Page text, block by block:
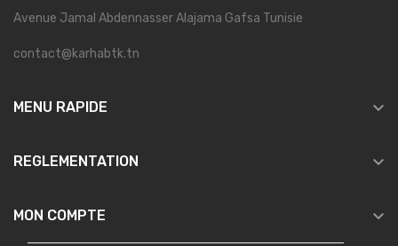
Avenue Jamal Abdennasser Alajama Gafsa Tunisie
contact@karhabtk.tn
MENU RAPIDE 
REGLEMENTATION 
MON COMPTE 